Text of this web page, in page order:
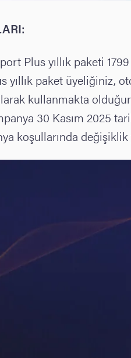
Plus yıllık paketi
yıllık paket
kullanmakta
30 Kasım 2025
koşullarında değişiklik